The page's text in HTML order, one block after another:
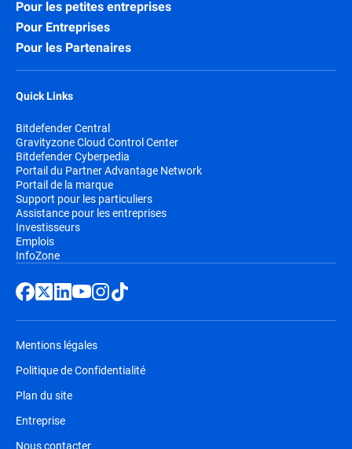
Pour les petites entreprises
Pour Entreprises
Pour les Partenaires
Quick Links
Bitdefender Central
Gravityzone Cloud Control Center
Bitdefender Cyberpedia
Portail du Partner Advantage Network
Portail de la marque
Support pour les particuliers
Assistance pour les entreprises
Investisseurs
Emplois
InfoZone
Mentions légales
Politique de Confidentialité
Plan du site
Entreprise
Nous contacter